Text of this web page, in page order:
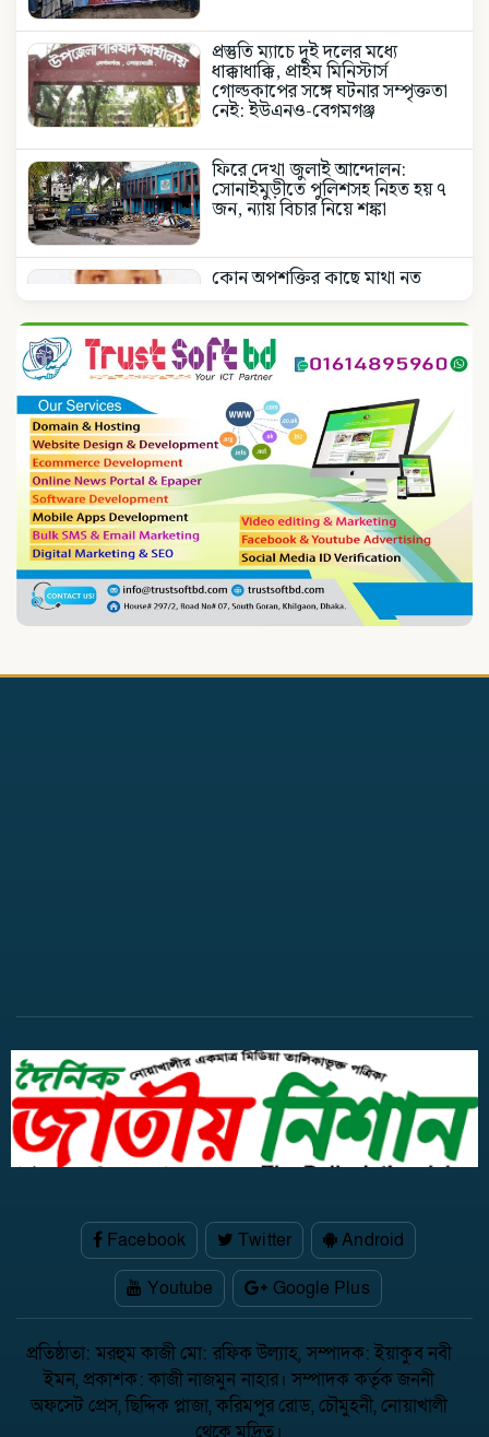
প্রস্তুতি ম্যাচে দুই দলের মধ্যে
ধাক্কাধাক্কি, প্রাইম মিনিস্টার্স
গোল্ডকাপের সঙ্গে ঘটনার সম্পৃক্ততা
নেই: ইউএনও-বেগমগঞ্জ
ফিরে দেখা জুলাই আন্দোলন:
সোনাইমুড়ীতে পুলিশসহ নিহত হয় ৭
জন, ন্যায় বিচার নিয়ে শঙ্কা
কোন অপশক্তির কাছে মাথা নত
জাতীয় নিশানের ডিক্লারেশন
পূর্নবহাল, জেলা প্রশাসকের আদেশ
বাতিল
জাতীয় নিশানের ডিক্লারেশন
পূর্নবহাল, জেলা প্রশাসকের আদেশ
বাতিল
নোয়াখালীতে প্রবাসীর স্ত্রীকে পিপ্তল
ঠেকিয়ে চাঁদাবাজি, গ্রেপ্তার-১
Facebook Twitter
Android
Youtube
Google Plus
প্রতিষ্ঠাতা: মরহুম কাজী মো: রফিক উল্যাহ, সম্পাদক: ইয়াকুব নবী
ইমন, প্রকাশক: কাজী নাজমুন নাহার। সম্পাদক কর্তৃক জননী
অফসেট প্রেস, ছিদ্দিক প্লাজা, করিমপুর রোড, চৌমুহনী, নোয়াখালী
থেকে মূদ্রিত।